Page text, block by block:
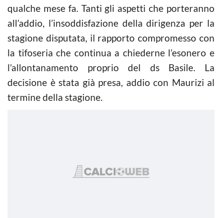
qualche mese fa. Tanti gli aspetti che porteranno
all’addio, l’insoddisfazione della dirigenza per la
stagione disputata, il rapporto compromesso con
la tifoseria che continua a chiederne l’esonero e
l’allontanamento proprio del ds Basile. La
decisione è stata già presa, addio con Maurizi al
termine della stagione.